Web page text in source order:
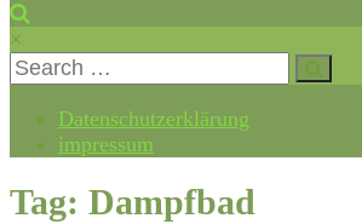
×
Datenschutzerklärung
impressum
Tag: Dampfbad